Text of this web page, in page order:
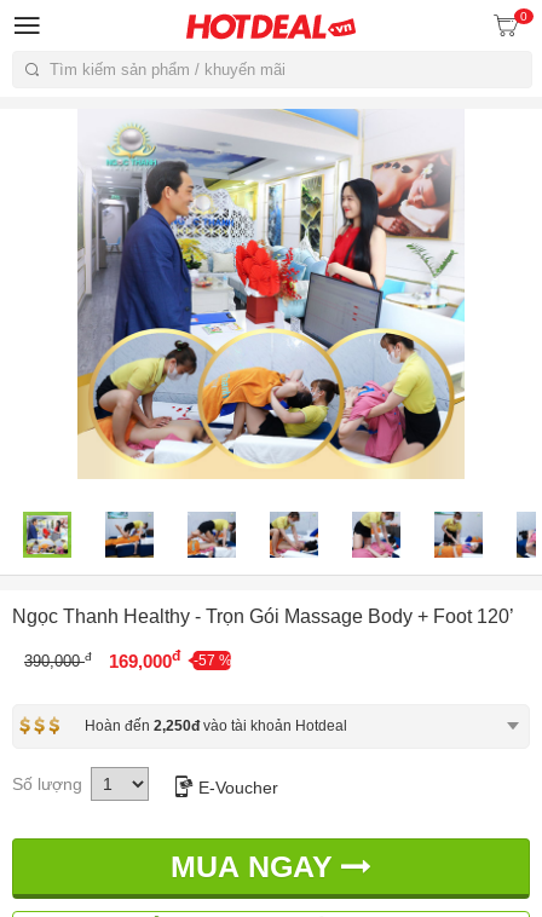
Tìm kiếm
0
Ngọc Thanh Healthy - Trọn Gói Massage Body + Foot 120’
390,000đ 169,000đ -57 %
Hoàn đến2,250đvào tài khoản Hotdeal
Số lượng E-Voucher
MUA NGAY